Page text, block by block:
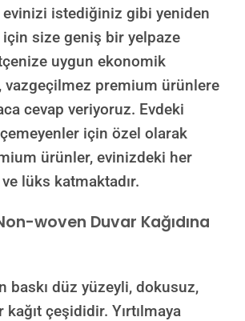
evinizi istediğiniz gibi yeniden
size geniş bir yelpaze
uygun ekonomik
vazgeçilmez premium ürünlere
cevap veriyoruz. Evdeki
için özel olarak
ürünler, evinizdeki her
lüks katmaktadır.
woven Duvar Kağıdına
düz yüzeyli, dokusuz,
çeşididir. Yırtılmaya